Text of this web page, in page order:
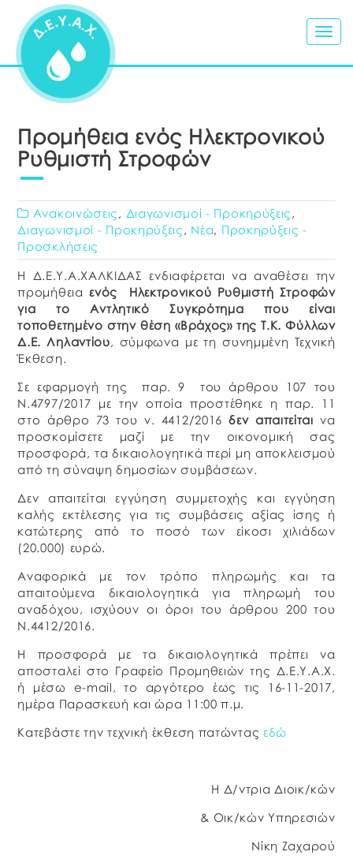
Προμήθεια ενός Ηλεκτρονικού
Ρυθμιστή Στροφών
Ανακοινώσεις , Διαγωνισμοί - Προκηρύξεις ,
Διαγωνισμοί - Προκηρύξεις , Νέα, Προκηρύξεις -
Προσκλήσεις
Η Δ.Ε.Υ.Α.ΧΑΛΚΙΔΑΣ ενδιαφέρεται να αναθέσει την
προμήθειαενός Ηλεκτρονικού Ρυθμιστή Στροφών
για το Αντλητικό Συγκρότημα που είναι
τοποθετημένο στην θέση «Βράχος» της Τ.Κ. Φύλλων
Δ.Ε. Ληλαντίου, σύμφωνα με τη συνημμένη Τεχνική
Έκθεση.
Σε εφαρμογή της παρ. 9 του άρθρου 107 του
Ν.4797/2017 με την οποία προστέθηκε η παρ. 11
στο άρθρο 73 του ν. 4412/2016δεν απαιτείται να
προσκομίσετε μαζί με την οικονομική σας
προσφορά, τα δικαιολογητικά περί μη αποκλεισμού
από τη σύναψη δημοσίων συμβάσεων.
Δεν απαιτείται εγγύηση συμμετοχής και εγγύηση
καλής εκτέλεσης για τις συμβάσεις αξίας ίσης ή
κατώτερης από το ποσό των είκοσι χιλιάδων
(20.000) ευρώ.
Αναφορικά με τον τρόπο πληρωμής και τα
απαιτούμενα δικαιολογητικά για πληρωμή του
αναδόχου, ισχύουν οι όροι του άρθρου 200 του
Ν.4412/2016.
Η προσφορά με τα δικαιολογητικά πρέπει να
αποσταλεί στο Γραφείο Προμηθειών της Δ.Ε.Υ.Α.Χ.
ή μέσω e-mail, το αργότερο έως τις 16-11-2017,
ημέρα Παρασκευή και ώρα 11:00 π.μ.
Κατεβάστε την τεχνική έκθεση πατώντας εδώ
Η Δ/ντρια Διοικ/κών
& Οικ/κών Υπηρεσιών
Νίκη Ζαχαρού